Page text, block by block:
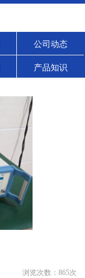
公司动态
产品知识
浏览次数： 865次